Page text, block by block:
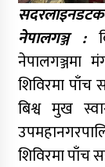
नेपालगञ्ज :
नेपालगञ्जमा
शिविरमा पाँच
बिश्व मुख
शिविरमा पाँच